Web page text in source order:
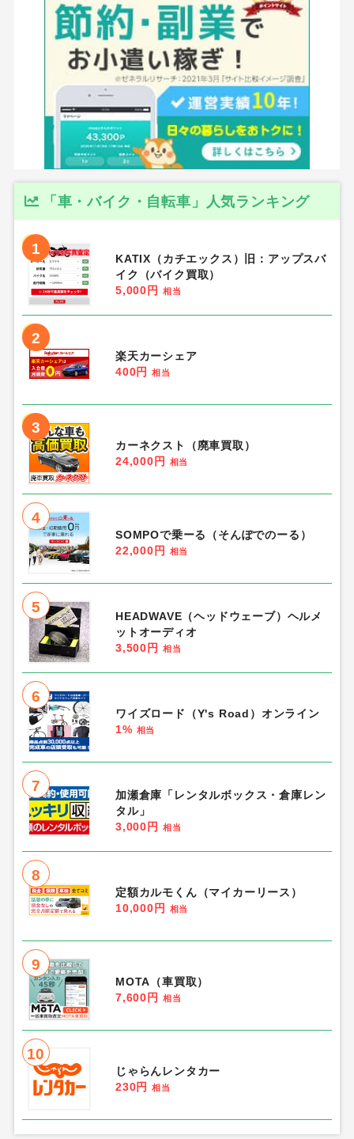
「車・バイク・自転車」人気ランキング
1
KATIX（カチエックス）旧：アップスバ
イク（バイク買取）
5,000円
相当
2
楽天カーシェア
400円
相当
3
カーネクスト（廃車買取）
24,000円
相当
4
SOMPOで乗ーる（そんぽでのーる）
22,000円
相当
5
HEADWAVE（ヘッドウェーブ）ヘルメ
ットオーディオ
3,500円
相当
6
ワイズロード（Y's Road）オンライン
1% 相当
7
加瀬倉庫「レンタルボックス・倉庫レン
タル」
3,000円
相当
8
定額カルモくん（マイカーリース）
10,000円
相当
9
MOTA（車買取）
7,600円
相当
10
じゃらんレンタカー
230円
相当